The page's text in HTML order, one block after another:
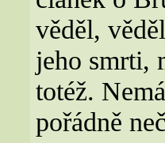
věděl,
jeho smrti,
totéž.
pořádně